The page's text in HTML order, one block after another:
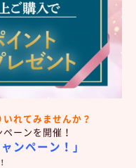
れてみませんか？
ーンを開催！
ンペーン！」